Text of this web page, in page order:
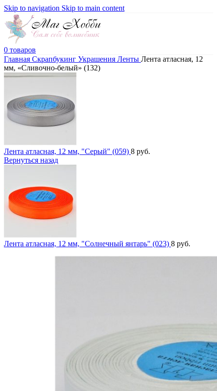
Skip to navigation Skip to main content
0 товаров
Главная Скрапбукинг Украшения Ленты Лента атласная, 12
мм, «Сливочно-белый» (132)
Лента атласная, 12 мм, "Серый" (059) 8 руб.
Вернуться назад
Лента атласная, 12 мм, "Солнечный янтарь" (023) 8 руб.